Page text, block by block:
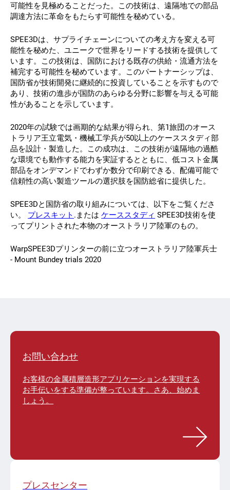
可能性を見極めることだった。この技術は、遠隔地での部品
調達方法に革命をもたらす可能性を秘めている。
SPEE3Dは、サプライチェーンについての考え方を変える可
能性を秘めた、ユニークで世界をリードする技術を提供して
います。この技術は、国防における既存の供給・流通方法を
補完する可能性を秘めています。このパートナーシップは、
国防省が技術開発に継続的に投資していることを示すもので
あり、技術の進歩が国防のあらゆる分野に影響を与える可能
性があることを示しています。
2020年の試験では画期的な結果が得られ、第1旅団のオース
トラリア王立電気・機械工学兵が50以上のケーススタディ部
品を設計・製造した。この成功は、この技術が遠隔地の過酷
な環境でも動作する能力を実証するとともに、低コスト金属
部品をオンデマンドでわずか数分で印刷できる、配備可能で
信頼性の高い製造ツールの選択肢を国防総省に提供した。
SPEE3Dと国防省の取り組みについては、以下をご覧くださ
い。 プレスキット .またはケーススタディ SPEE3D技術を使
ってプリントされた本物のオーストラリア陸軍のもの。
WarpSPEE3Dプリンターの前に立つオーストラリア陸軍兵士
- Mount Bundey trials 2020
お問い合わせ
お客様の金属積層造形アプリケーションを実現する
お手伝いをする準備が整っています。さあ、始めま
しょう。
プレスセンター